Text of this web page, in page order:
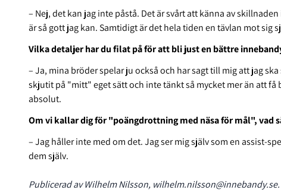
– Nej, det kan jag inte påstå. Det är svårt att känna av
är så gott jag kan. Samtidigt är det hela tiden en tävlan mot sig
Vilka detaljer har du filat på för att bli just en bättre
– Ja, mina bröder spelar ju också och har sagt till mig att jag
skjutit på "mitt" eget sätt och inte tänkt så mycket mer än att
absolut.
Om vi kallar dig för "poängdrottning med näsa för mål", vad
– Jag håller inte med om det. Jag ser mig själv som en assist-
dem själv.
Publicerad av Wilhelm Nilsson, wilhelm.nilsson@innebandy.se.